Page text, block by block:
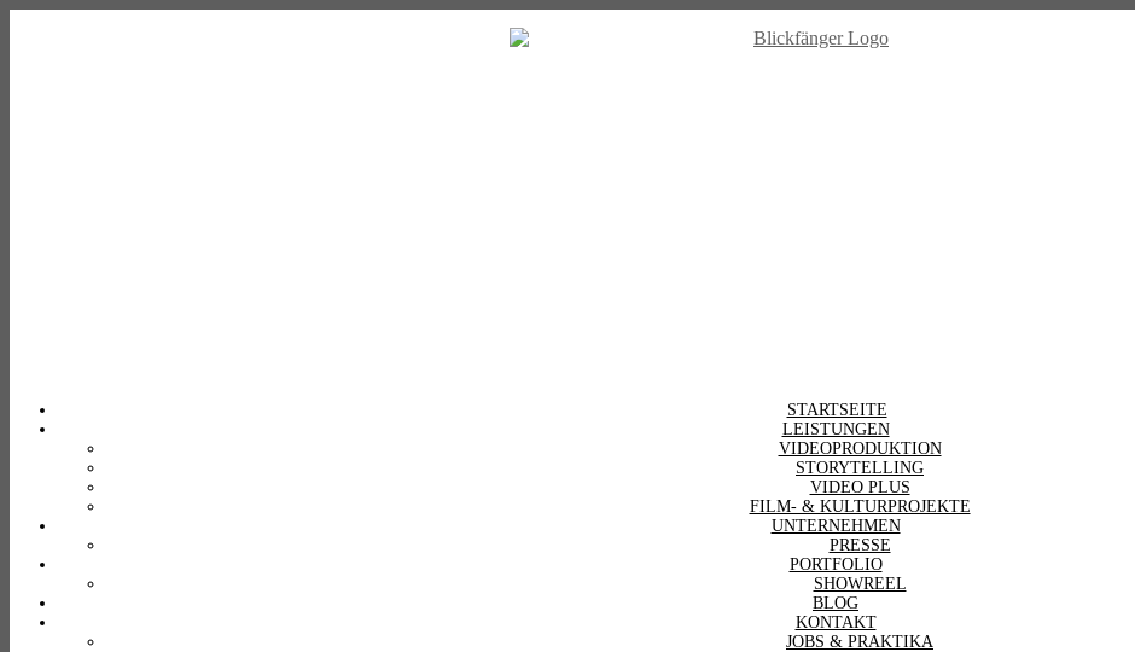
STARTSEITE
LEISTUNGEN
VIDEOPRODUKTION
STORYTELLING
VIDEO PLUS
FILM- & KULTURPROJEKTE
UNTERNEHMEN
PRESSE
PORTFOLIO
SHOWREEL
BLOG
KONTAKT
JOBS & PRAKTIKA